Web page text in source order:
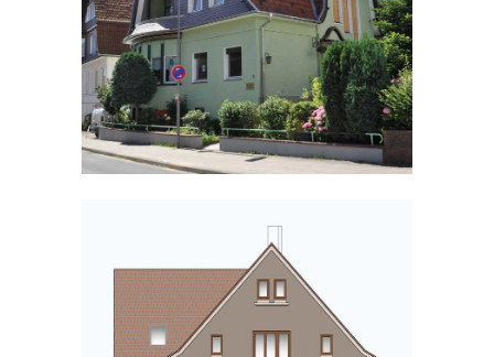
ANNASTRASSE | DETMOLD